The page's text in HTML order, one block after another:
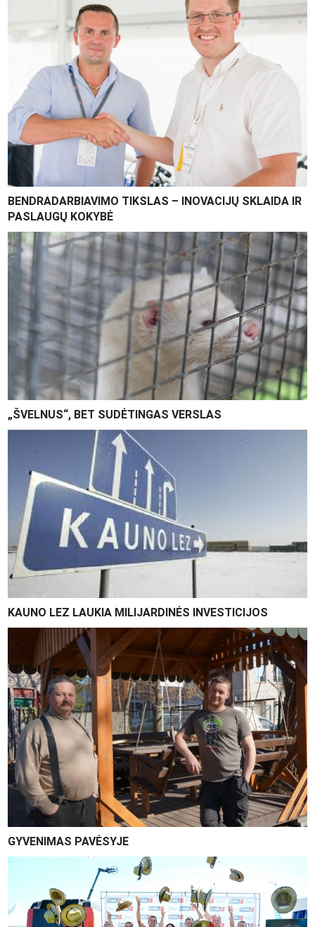
BENDRADARBIAVIMO TIKSLAS – INOVACIJŲ SKLAIDA IR
PASLAUGŲ KOKYBĖ
„ŠVELNUS“, BET SUDĖTINGAS VERSLAS
KAUNO LEZ LAUKIA MILIJARDINĖS INVESTICIJOS
GYVENIMAS PAVĖSYJE